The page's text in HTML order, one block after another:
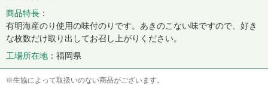
商品特長
有明海産のり使用の味付のりです。あきのこない味ですので、好き
な枚数だけ取り出してお召し上がりください。
工場所在地
福岡県
※生協によって取扱いのない商品がございます。